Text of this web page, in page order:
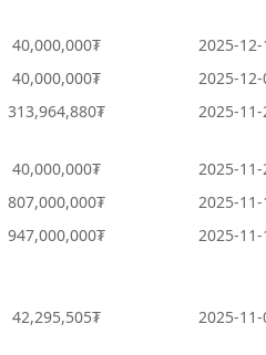
40,000,000₮
2025-
40,000,000₮
2025-
313,964,880₮ 2025-
40,000,000₮
2025-
807,000,000₮
2025-
947,000,000₮ 2025-
42,295,505₮ 2025-